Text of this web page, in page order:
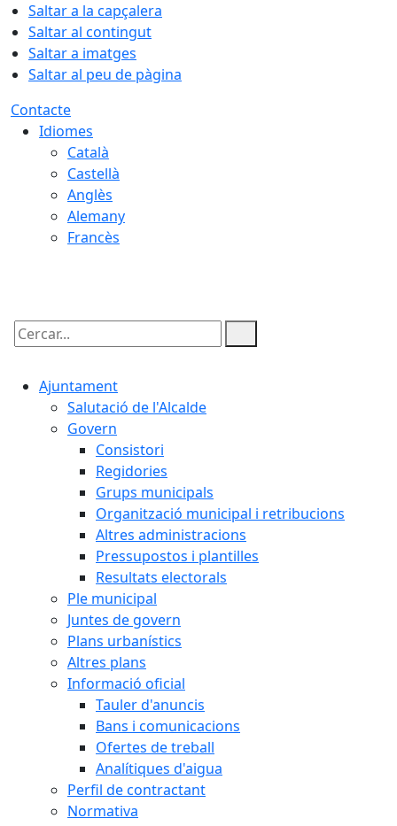
Saltar a la capçalera
Saltar al contingut
Saltar a imatges
Saltar al peu de pàgina
Contacte
Idiomes
Català
Castellà
Anglès
Alemany
Francès
Cercar:
Ajuntament
Salutació de l'Alcalde
Govern
Consistori
Regidories
Grups municipals
Organització municipal i retribucions
Altres administracions
Pressupostos i plantilles
Resultats electorals
Ple municipal
Juntes de govern
Plans urbanístics
Altres plans
Informació oficial
Tauler d'anuncis
Bans i comunicacions
Ofertes de treball
Analítiques d'aigua
Perfil de contractant
Normativa